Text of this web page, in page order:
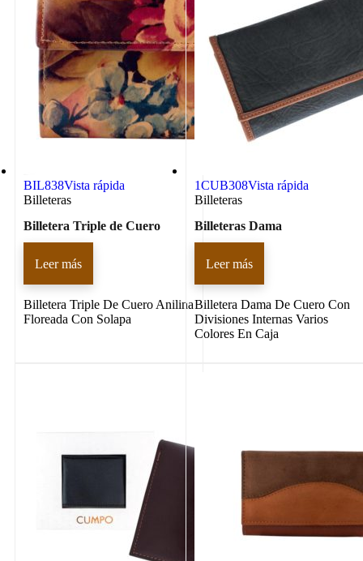
BIL838Vista rápida
Billeteras
Billetera Triple de Cuero
Leer más
Billetera Triple De Cuero Anilina
Floreada Con Solapa
1CUB308Vista rápida
Billeteras
Billeteras Dama
Leer más
Billetera Dama De Cuero Con
Divisiones Internas Varios
Colores En Caja